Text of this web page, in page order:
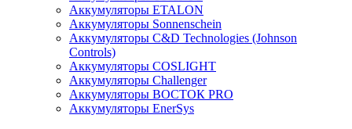
Аккумуляторы ETALON
Аккумуляторы Sonnenschein
Аккумуляторы С&D Technologies (Johnson
Controls)
Аккумуляторы COSLIGHT
Аккумуляторы Challenger
Аккумуляторы ВОСТОК PRO
Аккумуляторы EnerSys